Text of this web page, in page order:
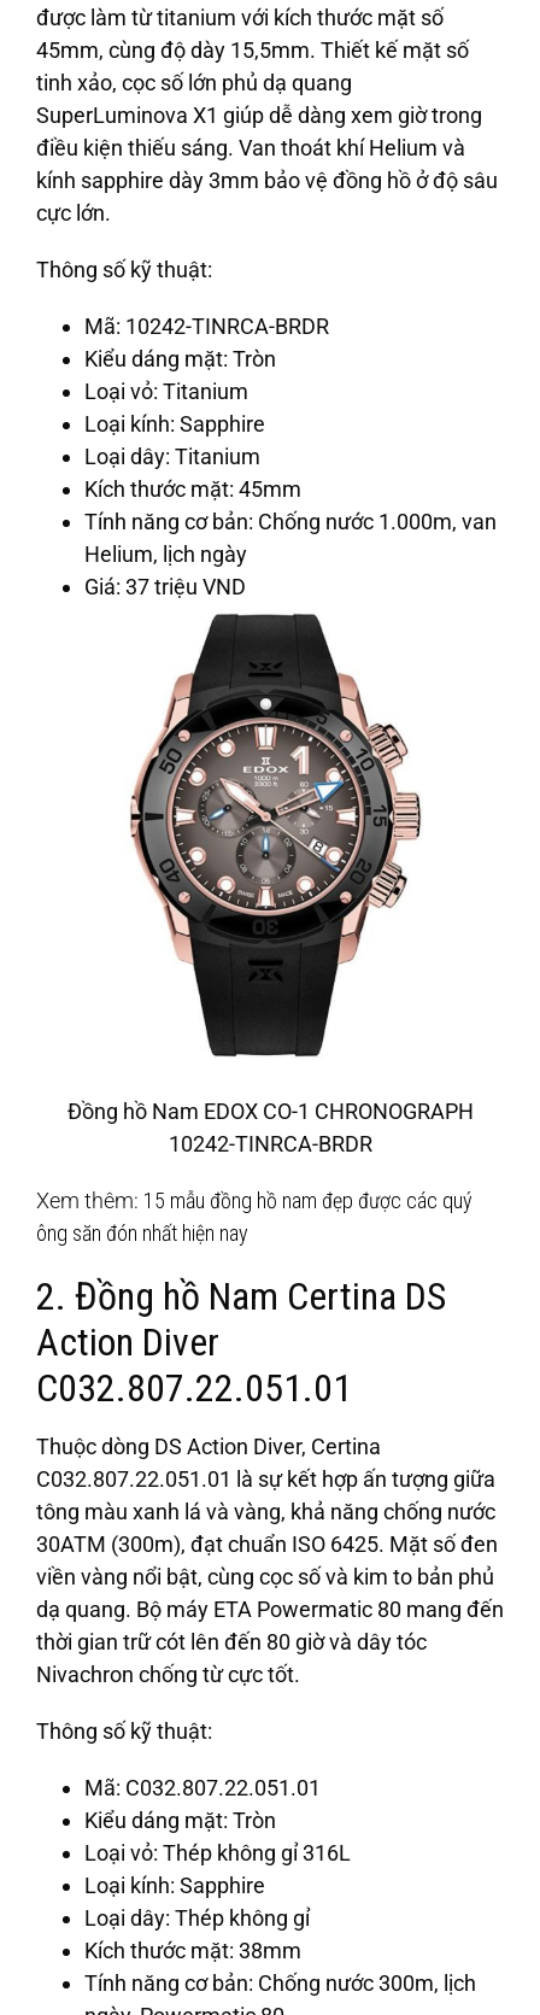
được làm từ titanium với kích thước mặt số
45mm, cùng độ dày 15,5mm. Thiết kế mặt số
tinh xảo, cọc số lớn phủ dạ quang
SuperLuminova X1 giúp dễ dàng xem giờ trong
điều kiện thiếu sáng. Van thoát khí Helium và
kính sapphire dày 3mm bảo vệ đồng hồ ở độ sâu
cực lớn.
Thông số kỹ thuật:
Mã: 10242-TINRCA-BRDR
Kiểu dáng mặt: Tròn
Loại vỏ: Titanium
Loại kính: Sapphire
Loại dây: Titanium
Kích thước mặt: 45mm
Tính năng cơ bản: Chống nước 1.000m, van
Helium, lịch ngày
Giá: 37 triệu VND
Đồng hồ Nam EDOX CO-1 CHRONOGRAPH
10242-TINRCA-BRDR
Xem thêm: 15 mẫu đồng hồ nam đẹp được các quý
ông săn đón nhất hiện nay
2. Đồng hồ Nam Certina DS
Action Diver
C032.807.22.051.01
Thuộc dòng DS Action Diver, Certina
C032.807.22.051.01 là sự kết hợp ấn tượng giữa
tông màu xanh lá và vàng, khả năng chống nước
30ATM (300m), đạt chuẩn ISO 6425. Mặt số đen
viền vàng nổi bật, cùng cọc số và kim to bản phủ
dạ quang. Bộ máy ETA Powermatic 80 mang đến
thời gian trữ cót lên đến 80 giờ và dây tóc
Nivachron chống từ cực tốt.
Thông số kỹ thuật:
Mã: C032.807.22.051.01
Kiểu dáng mặt: Tròn
Loại vỏ: Thép không gỉ 316L
Loại kính: Sapphire
Loại dây: Thép không gỉ
Kích thước mặt: 38mm
Tính năng cơ bản: Chống nước 300m, lịch